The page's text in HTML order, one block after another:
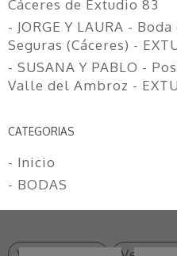
Cáceres de Extudio 83
- JORGE Y LAURA -
Seguras (Cáceres) -
- SUSANA Y PABLO -
Valle del Ambroz -
CATEGORIAS
- Inicio
- BODAS